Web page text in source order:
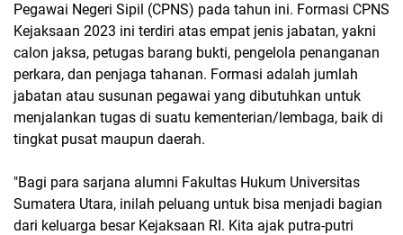
Pegawai Negeri Sipil (CPNS) pada tahun ini. Formasi CPNS
Kejaksaan 2023 ini terdiri atas empat jenis jabatan, yakni
calon jaksa, petugas barang bukti, pengelola penanganan
perkara, dan penjaga tahanan. Formasi adalah jumlah
jabatan atau susunan pegawai yang dibutuhkan untuk
menjalankan tugas di suatu kementerian/lembaga, baik di
tingkat pusat maupun daerah.
"Bagi para sarjana alumni Fakultas Hukum Universitas
Sumatera Utara, inilah peluang untuk bisa menjadi bagian
dari keluarga besar Kejaksaan RI. Kita ajak putra-putri